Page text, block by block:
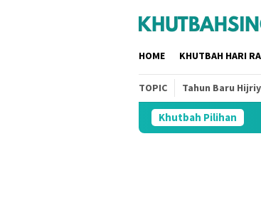
HOME KHUTBAH HARI
TOPIC Tahun Baru
Khutbah Pilihan